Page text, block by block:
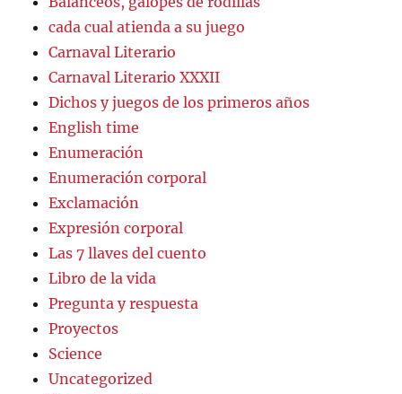
cada cual atienda a su juego
Carnaval Literario
Carnaval Literario XXXII
Dichos y juegos de los primeros años
English time
Enumeración
Enumeración corporal
Exclamación
Expresión corporal
Las 7 llaves del cuento
Libro de la vida
Pregunta y respuesta
Proyectos
Science
Uncategorized